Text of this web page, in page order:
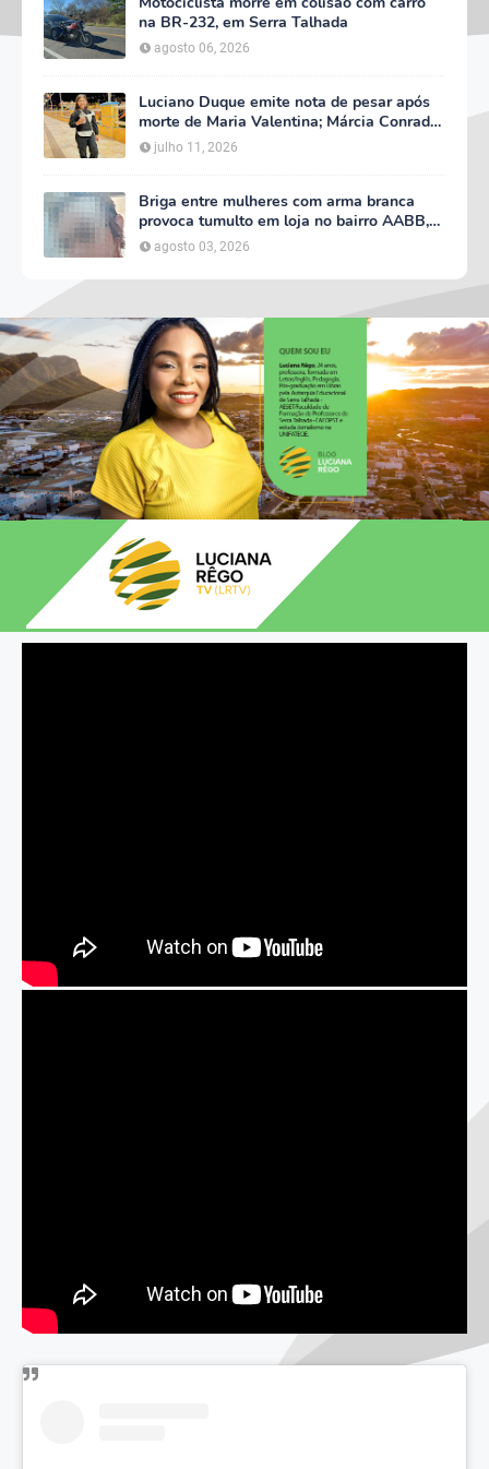
na BR-232, em Serra Talhada
agosto 06, 2026
Luciano Duque emite nota de pesar após
morte de Maria Valentina; Márcia Conrado
decreta luto oficial de três dias em Serra
Talhada
julho 11, 2026
Briga entre mulheres com arma branca
provoca tumulto em loja no bairro AABB,
em Serra Talhada
agosto 03, 2026